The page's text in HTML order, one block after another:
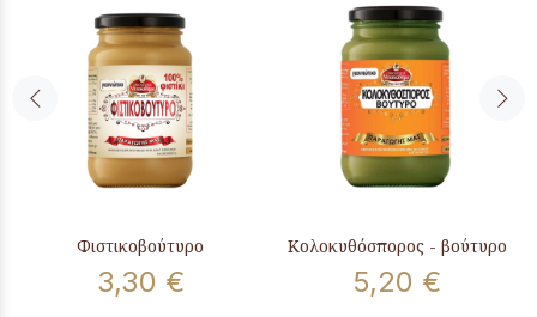
Φιστικοβούτυρο
3,30 €
Κολοκυθόσπορος - βούτυρο
5,20 €